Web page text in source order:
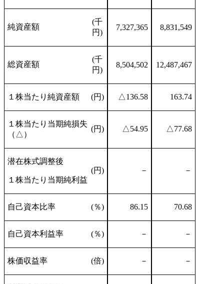
純資産額
(千
円)
7,327,365 8,831,549
総資産額
(千
円)
8,504,502 12,487,467
１株当たり純資産額 (円) △136.58 163.74
１株当たり当期純損失
（△）
(円) △54.95 △77.68
潜在株式調整後
１株当たり当期純利益
(円) － －
自己資本比率 (％) 86.15 70.68
自己資本利益率 (％) － －
株価収益率 (倍) － －